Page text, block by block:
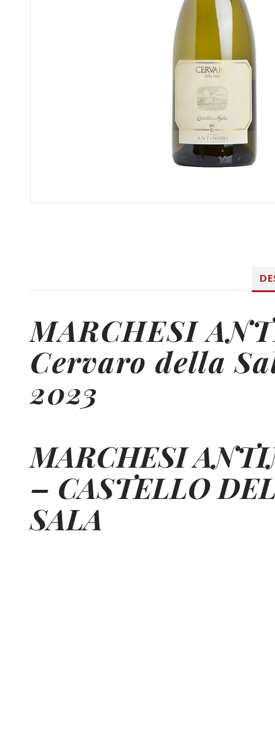
MARCHESI
Cervaro della
2023
MARCHESI
– CASTELLO
SALA